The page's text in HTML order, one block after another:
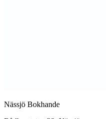
Nässjö Bokhande